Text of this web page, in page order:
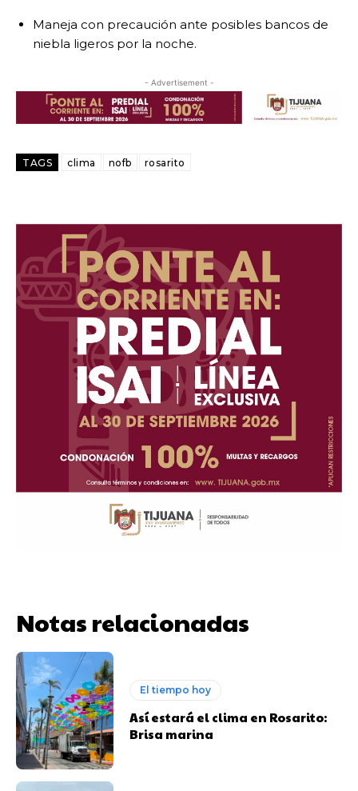
Maneja con precaución ante posibles bancos de
niebla ligeros por la noche.
- Advertisement -
TAGS clima nofb rosarito
Notas relacionadas
El tiempo hoy
Así estará el clima en Rosarito:
Brisa marina